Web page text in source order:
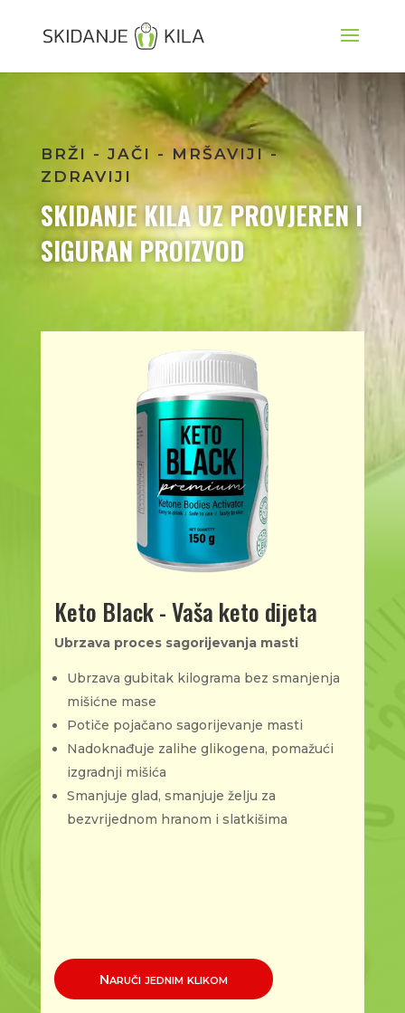
BRŽI - JAČI - MRŠAVIJI -
ZDRAVIJI
SKIDANJE KILA UZ PROVJEREN I
SIGURAN PROIZVOD
Keto Black - Vaša keto dijeta
Ubrzava proces sagorijevanja masti
Ubrzava gubitak kilograma bez smanjenja
mišićne mase
Potiče pojačano sagorijevanje masti
Nadoknađuje zalihe glikogena, pomažući
izgradnji mišića
Smanjuje glad, smanjuje želju za
bezvrijednom hranom i slatkišima
Naruči jednim klikom